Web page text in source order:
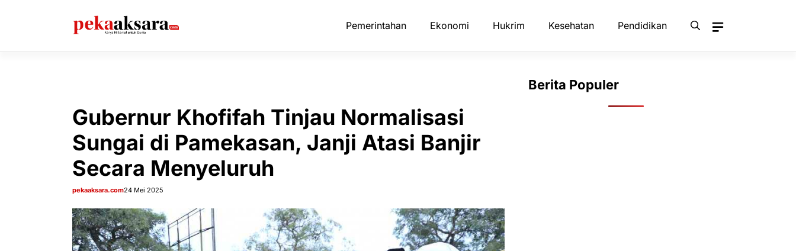
Pemerintahan Ekonomi Hukrim Kesehatan Pendidikan
Gubernur Khofifah Tinjau Normalisasi
Sungai di Pamekasan, Janji Atasi Banjir
Secara Menyeluruh
pekaaksara.com24 Mei 2025
Berita Populer